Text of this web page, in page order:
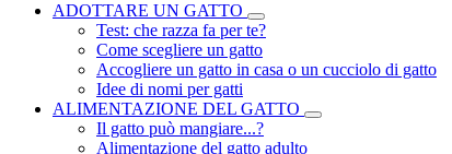
ADOTTARE UN GATTO
Test: che razza fa per te?
Come scegliere un gatto
Accogliere un gatto in casa o un cucciolo di gatto
Idee di nomi per gatti
ALIMENTAZIONE DEL GATTO
Il gatto può mangiare...?
Alimentazione del gatto adulto